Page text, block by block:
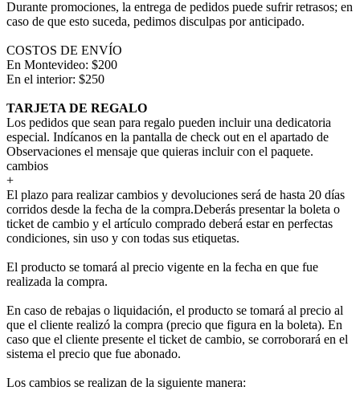
Durante promociones, la entrega de pedidos puede sufrir retrasos; en
caso de que esto suceda, pedimos disculpas por anticipado.
COSTOS DE ENVÍO
En Montevideo: $200
En el interior: $250
TARJETA DE REGALO
Los pedidos que sean para regalo pueden incluir una dedicatoria
especial. Indícanos en la pantalla de check out en el apartado de
Observaciones el mensaje que quieras incluir con el paquete.
cambios
+
El plazo para realizar cambios y devoluciones será de hasta 20 días
corridos desde la fecha de la compra.Deberás presentar la boleta o
ticket de cambio y el artículo comprado deberá estar en perfectas
condiciones, sin uso y con todas sus etiquetas.
El producto se tomará al precio vigente en la fecha en que fue
realizada la compra.
En caso de rebajas o liquidación, el producto se tomará al precio al
que el cliente realizó la compra (precio que figura en la boleta). En
caso que el cliente presente el ticket de cambio, se corroborará en el
sistema el precio que fue abonado.
Los cambios se realizan de la siguiente manera: